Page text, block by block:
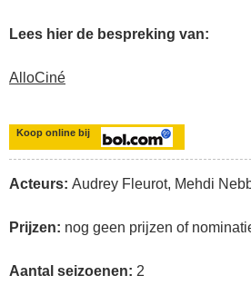
Lees hier de bespreking van:
AlloCiné
Koop online bij
Acteurs: Audrey Fleurot, Mehdi
Prijzen: nog geen prijzen of
Aantal seizoenen: 2